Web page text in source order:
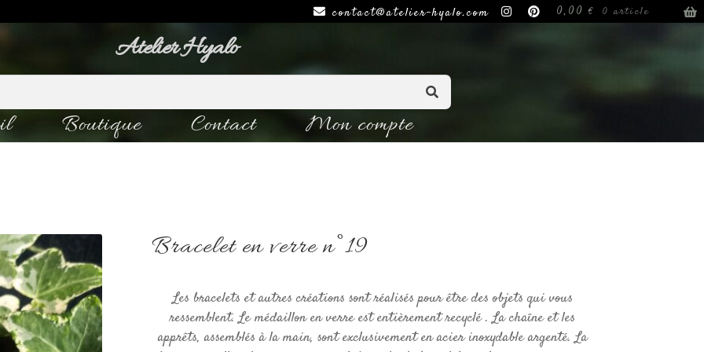
0,00€ 0 article
contact@atelier-hyalo.com
Atelier Hyalo
Boutique Contact Mon compte
Bracelet en verre n°19
Les bracelets et autres créations sont réalisés pour être des objets qui vous
ressemblent. Le médaillon en verre est entièrement recyclé . La chaîne et les
apprêts, assemblés à la main, sont exclusivement en acier inoxydable argenté. La